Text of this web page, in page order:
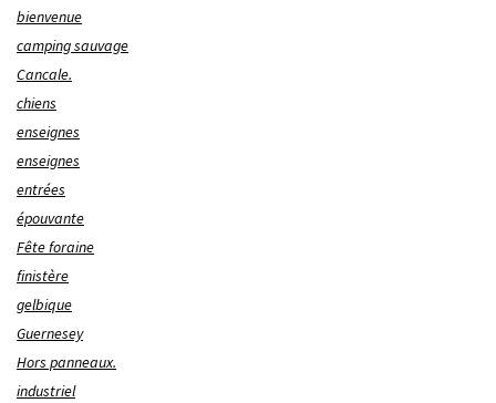
bienvenue
camping sauvage
Cancale.
chiens
enseignes
enseignes
entrées
épouvante
Fête foraine
finistère
gelbique
Guernesey
Hors panneaux.
industriel